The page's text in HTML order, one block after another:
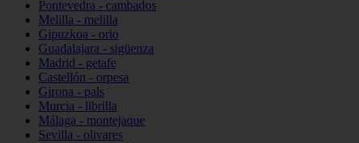
Pontevedra - cambados
Melilla - melilla
Gipuzkoa - orio
Guadalajara - sigüenza
Madrid - getafe
Castellón - orpesa
Girona - pals
Murcia - librilla
Málaga - montejaque
Sevilla - olivares